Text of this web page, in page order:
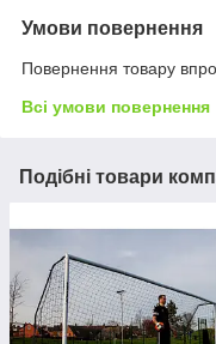
Умови повернення
Повернення товару
Всі умови повернення
Подібні товари